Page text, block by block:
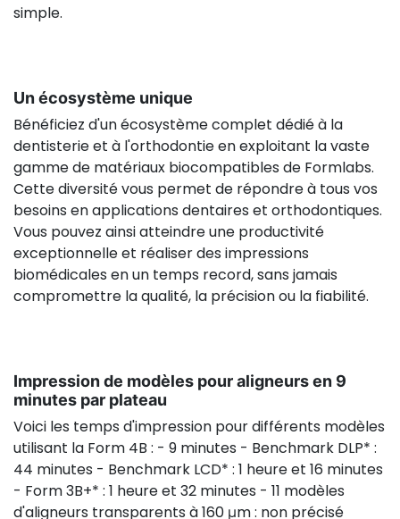
simple.
Un écosystème unique
Bénéficiez d'un écosystème complet dédié à la
dentisterie et à l'orthodontie en exploitant la vaste
gamme de matériaux biocompatibles de Formlabs.
Cette diversité vous permet de répondre à tous vos
besoins en applications dentaires et orthodontiques.
Vous pouvez ainsi atteindre une productivité
exceptionnelle et réaliser des impressions
biomédicales en un temps record, sans jamais
compromettre la qualité, la précision ou la fiabilité.
Impression de modèles pour aligneurs en 9
minutes par plateau
Voici les temps d'impression pour différents modèles
utilisant la Form 4B : - 9 minutes - Benchmark DLP* :
44 minutes - Benchmark LCD* : 1 heure et 16 minutes
- Form 3B+* : 1 heure et 32 minutes - 11 modèles
d'aligneurs transparents à 160 μm : non précisé